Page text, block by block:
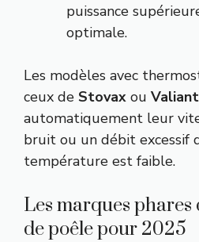
puissance
optimale.
Les modèles avec
ceux de Stovax ou Valiant
automatiquement leur
bruit ou un débit excessif
température est faible.
Les marques
de poêle pour 2025